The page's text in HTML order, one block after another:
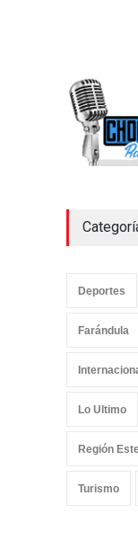
Deportes
Farándula
Lo Ultimo
Región
Turismo